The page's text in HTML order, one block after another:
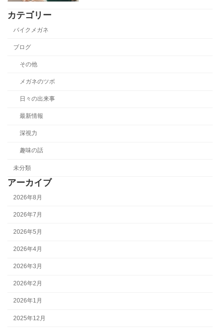
カテゴリー
バイクメガネ
ブログ
その他
メガネのツボ
日々の出来事
最新情報
深視力
趣味の話
未分類
アーカイブ
2026年8月
2026年7月
2026年5月
2026年4月
2026年3月
2026年2月
2026年1月
2025年12月